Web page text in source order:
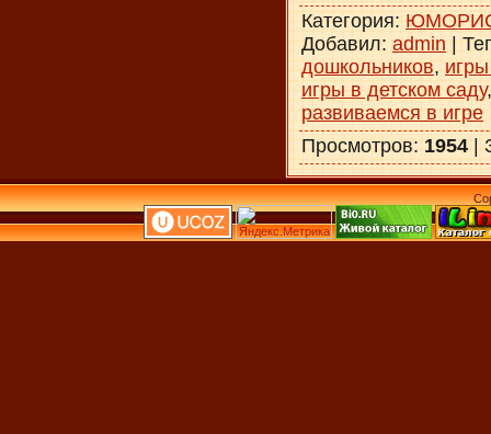
Категория:
Добавил: admin |
дошкольников,
игры в детском саду
развиваемся в игре
Просмотров: 1954 |